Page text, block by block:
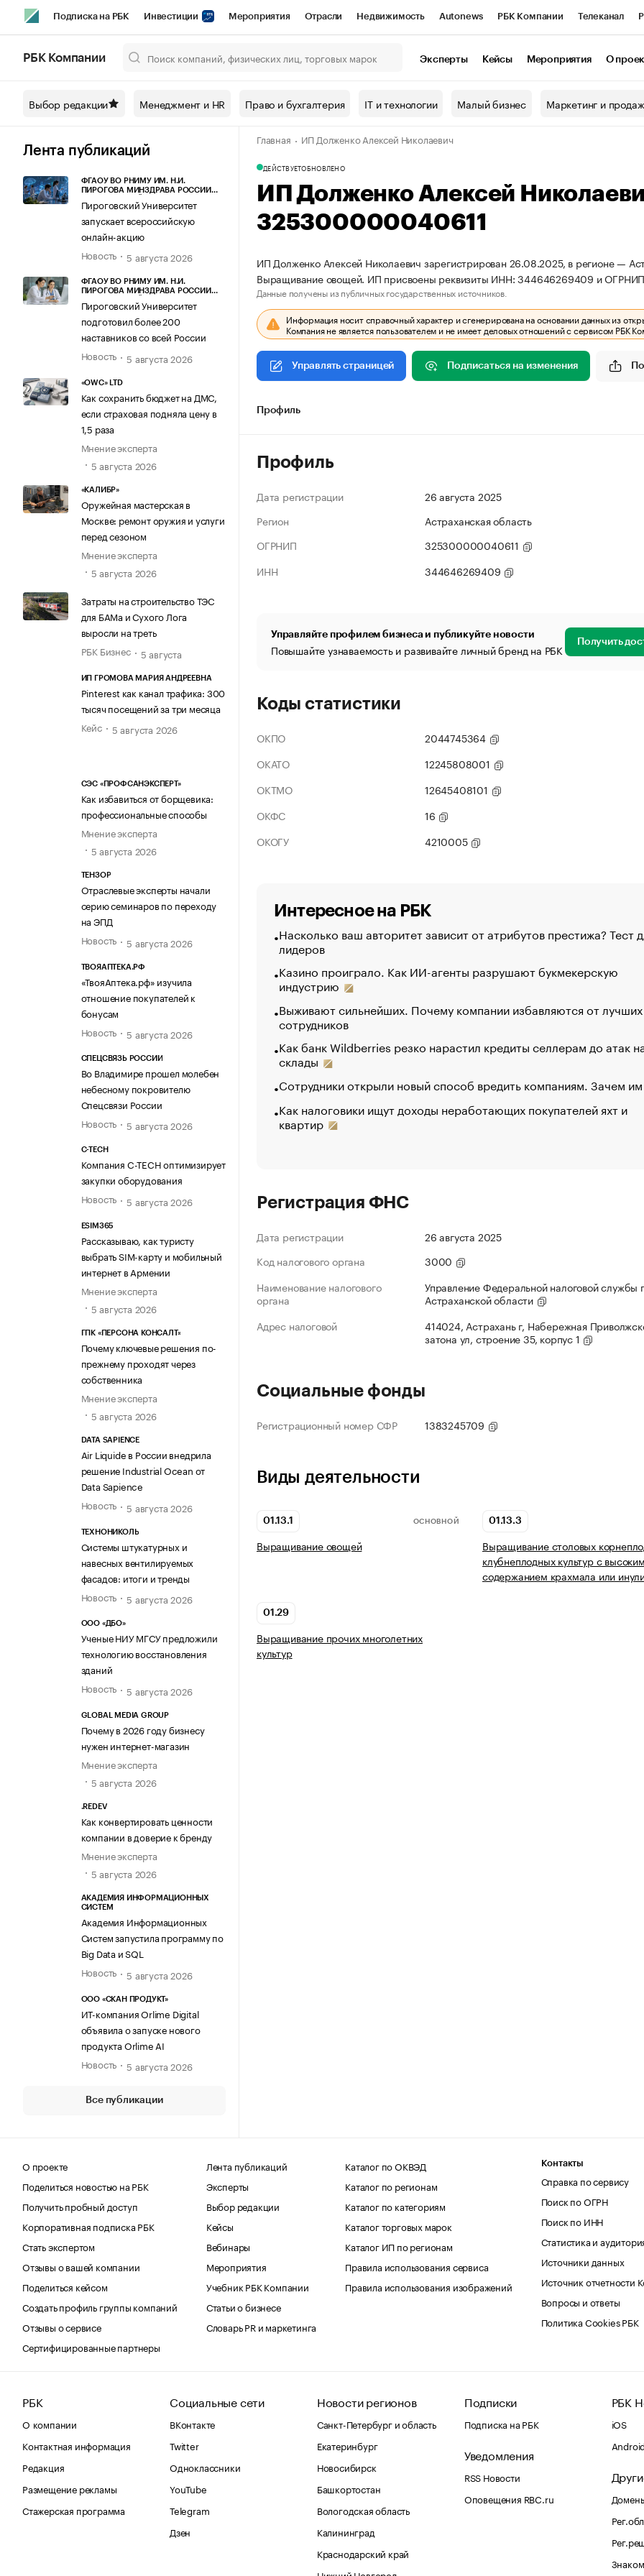
Подписка на РБК Инвестиции Мероприятия Отрасли Недвижимость Autonews РБК Компании Телеканал
Спецпроекты СПб Конференции СПб Спецпроекты Проверка контрагентов
Технологии и медиа Рынок наличной валюты
РБК Компании Эксперты Кейсы Мероприятия О
Выбор редакции Менеджмент и HR Право и бухгалтерия IT и технологии Малый бизнес Маркетинг и
Лента публикаций
ФГАОУ ВО РНИМУ ИМ. Н.И.
ПИРОГОВА МИНЗДРАВА РОССИИ
Пироговский Университет
запускает всероссийскую
онлайн-акцию
Новость
5 августа 2026
ФГАОУ ВО РНИМУ ИМ. Н.И.
ПИРОГОВА МИНЗДРАВА РОССИИ
Пироговский Университет
подготовил более 200
наставников со всей России
Новость
5 августа 2026
«OWC» LTD
Как сохранить бюджет на ДМС,
если страховая подняла цену в
1,5 раза
Мнение эксперта
5 августа 2026
«КАЛИБР»
Оружейная мастерская в
Москве: ремонт оружия и услуги
перед сезоном
Мнение эксперта
5 августа 2026
Затраты на строительство ТЭС
для БАМа и Сухого Лога
выросли на треть
РБК Бизнес
5 августа
ИП ГРОМОВА МАРИЯ АНДРЕЕВНА
Pinterest как канал трафика: 300
тысяч посещений за три месяца
Кейс
5 августа 2026
СЭС «ПРОФСАНЭКСПЕРТ»
Как избавиться от борщевика:
профессиональные способы
Мнение эксперта
5 августа 2026
ТЕНЗОР
Отраслевые эксперты начали
серию семинаров по переходу
на ЭПД
Новость
5 августа 2026
ТВОЯАПТЕКА.РФ
«ТвояАптека.рф» изучила
отношение покупателей к
бонусам
Новость
5 августа 2026
СПЕЦСВЯЗЬ РОССИИ
Во Владимире прошел молебен
небесному покровителю
Спецсвязи России
Новость
5 августа 2026
C-TECH
Компания C-TECH оптимизирует
закупки оборудования
Новость
5 августа 2026
ESIM365
Рассказываю, как туристу
выбрать SIM-карту и мобильный
интернет в Армении
Мнение эксперта
5 августа 2026
ГПК «ПЕРСОНА КОНСАЛТ»
Почему ключевые решения по-
прежнему проходят через
собственника
Мнение эксперта
5 августа 2026
DATA SAPIENCE
Air Liquide в России внедрила
решение Industrial Ocean от
Data Sapience
Новость
5 августа 2026
ТЕХНОНИКОЛЬ
Системы штукатурных и
навесных вентилируемых
фасадов: итоги и тренды
Новость
5 августа 2026
ООО «ДБО»
Ученые НИУ МГСУ предложили
технологию восстановления
зданий
Новость
5 августа 2026
GLOBAL MEDIA GROUP
Почему в 2026 году бизнесу
нужен интернет-магазин
Мнение эксперта
5 августа 2026
.REDEV
Как конвертировать ценности
компании в доверие к бренду
Мнение эксперта
5 августа 2026
АКАДЕМИЯ ИНФОРМАЦИОННЫХ
СИСТЕМ
Академия Информационных
Систем запустила программу по
Big Data и SQL
Новость
5 августа 2026
ООО «СКАН ПРОДУКТ»
ИТ-компания Orlime Digital
объявила о запуске нового
продукта Orlime AI
Новость
5 августа 2026
Все публикации
Главная ИП Долженко Алексей Николаевич
ДЕЙСТВУЕТОБНОВЛЕНО
ИП Долженко Алексей
325300000040611
ИП Долженко Алексей Николаевич зарегистрирован 26.08.2025, в регионе —
Выращивание овощей. ИП присвоены реквизиты ИНН: 344646269409 и
Данные получены из публичных государственных источников.
Информация носит справочный характер и сгенерирована на основании данных из
Компания не является пользователем и не имеет деловых отношений с сервисом РБК
Управлять страницей Подписаться на изменения
Профиль
Профиль
Дата регистрации
26 августа 2025
Регион
Астраханская область
ОГРНИП
325300000040611
ИНН
344646269409
Управляйте профилем бизнеса и публикуйте новости
Повышайте узнаваемость и развивайте личный бренд на РБК Получить
Коды статистики
ОКПО
2044745364
ОКАТО
12245808001
ОКТМО
12645408101
ОКФС
16
ОКОГУ
4210005
Интересное на РБК
Насколько ваш авторитет зависит от атрибутов престижа? Тест
лидеров
Казино проиграло. Как ИИ-агенты разрушают букмекерскую
индустрию
Выживают сильнейших. Почему компании избавляются от лучших
сотрудников
Как банк Wildberries резко нарастил кредиты селлерам до атак
склады
Сотрудники открыли новый способ вредить компаниям. Зачем
Как налоговики ищут доходы неработающих покупателей яхт и
квартир
Регистрация ФНС
Дата регистрации
26 августа 2025
Код налогового органа
3000
Наименование налогового
органа
Управление Федеральной налоговой службы
Астраханской области
Адрес налоговой
414024, Астрахань г, Набережная
затона ул, строение 35, корпус 1
Социальные фонды
Регистрационный номер СФР 1383245709
Виды деятельности
01.13.1 ОСНОВНОЙ
Выращивание овощей
01.13.3
Выращивание столовых
клубнеплодных культур с высоким
содержанием крахмала или
01.29
Выращивание прочих многолетних
культур
О проекте
Поделиться новостью на РБК
Получить пробный доступ
Корпоративная подписка РБК
Стать экспертом
Отзывы о вашей компании
Поделиться кейсом
Создать профиль группы компаний
Отзывы о сервисе
Сертифицированные партнеры
Лента публикаций
Эксперты
Выбор редакции
Кейсы
Вебинары
Мероприятия
Учебник РБК Компании
Статьи о бизнесе
Словарь PR и маркетинга
Каталог по ОКВЭД
Каталог по регионам
Каталог по категориям
Каталог торговых марок
Каталог ИП по регионам
Правила использования сервиса
Правила использования изображений
Контакты
Справка по сервису
Поиск по ОГРН
Поиск по ИНН
Статистика и
Источники данных
Источник отчетности
Вопросы и ответы
Политика Cookies РБК
РБК
О компании
Контактная информация
Редакция
Размещение рекламы
Стажерская программа
Социальные сети
ВКонтакте
Twitter
Одноклассники
YouTube
Telegram
Дзен
Новости регионов
Санкт-Петербург и область
Екатеринбург
Новосибирск
Башкортостан
Вологодская область
Калининград
Краснодарский край
Подписки
Подписка на РБК
Уведомления
RSS Новости
Оповещения RBC.ru
РБК
iOS